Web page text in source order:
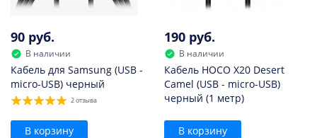
90 руб.
В наличии
Кабель для Samsung (USB -
micro-USB) черный
2 отзыва
В корзину
190 руб.
В наличии
Кабель HOCO X20 Desert
Camel (USB - micro-USB)
черный (1 метр)
В корзину